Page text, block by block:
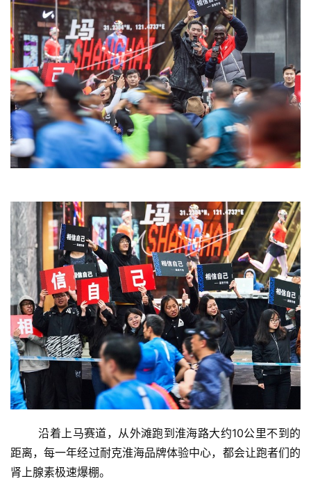
赛
	沿着上马赛道，从外滩跑到淮海路大约10公里不到的
距离，每一年经过耐克淮海品牌体验中心，都会让跑者们的
肾上腺素极速爆棚。